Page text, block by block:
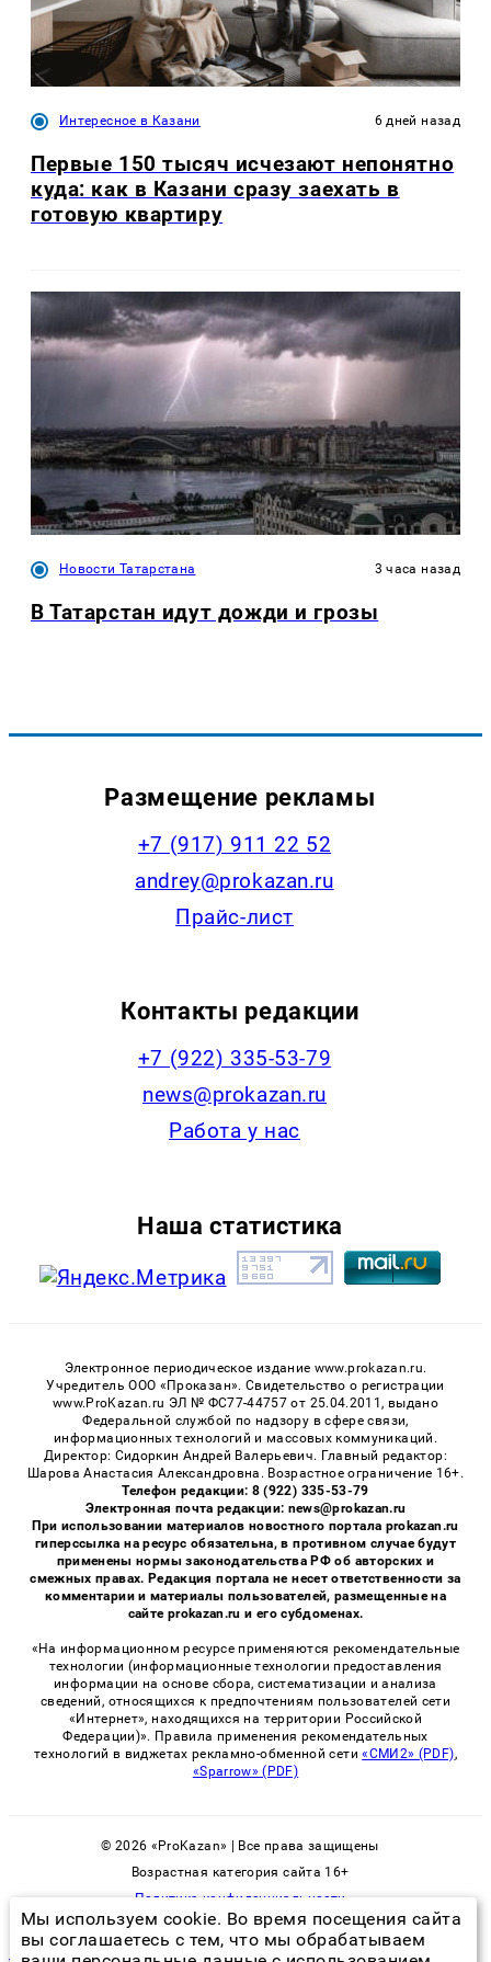
Интересное в Казани 6 дней назад
Первые 150 тысяч исчезают непонятно
куда: как в Казани сразу заехать в
готовую квартиру
Новости Татарстана 3 часа назад
В Татарстан идут дожди и грозы
Размещение рекламы
+7 (917) 911 22 52
andrey@prokazan.ru
Прайс-лист
Контакты редакции
+7 (922) 335-53-79
news@prokazan.ru
Работа у нас
Наша статистика
Электронное периодическое издание www.prokazan.ru.
Учредитель ООО «Проказан». Cвидетельство о регистрации
www.ProKazan.ru ЭЛ № ФС77-44757 от 25.04.2011, выдано
Федеральной службой по надзору в сфере связи,
информационных технологий и массовых коммуникаций.
Директор: Сидоркин Андрей Валерьевич. Главный редактор:
Шарова Анастасия Александровна. Возрастное ограничение 16+.
Телефон редакции: 8 (922) 335-53-79
Электронная почта редакции: news@prokazan.ru
При использовании материалов новостного портала prokazan.ru
гиперссылка на ресурс обязательна, в противном случае будут
применены нормы законодательства РФ об авторских и
смежных правах. Редакция портала не несет ответственности за
комментарии и материалы пользователей, размещенные на
сайте prokazan.ru и его субдоменах.
«На информационном ресурсе применяются рекомендательные
технологии (информационные технологии предоставления
информации на основе сбора, систематизации и анализа
сведений, относящихся к предпочтениям пользователей сети
«Интернет», находящихся на территории Российской
Федерации)». Правила применения рекомендательных
технологий в виджетах рекламно-обменной сети«СМИ2» (PDF),
«Sparrow» (PDF)
© 2026 «ProKazan» | Все права защищены
Возрастная категория сайта 16+
Политика конфиденциальности
Мы используем cookie. Во время посещения сайта
вы соглашаетесь с тем, что мы обрабатываем